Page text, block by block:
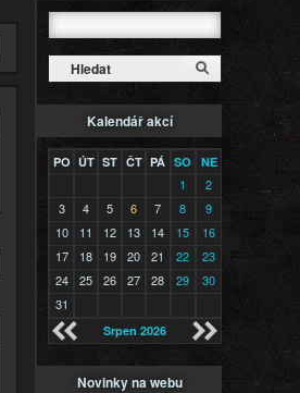
Kalendář akcí
PO ÚT ST ČT PÁ SO NE
1
2
3
4 5 6 7 8
9
10
11 12 13 14 15
16
17
18 19 20 21 22
23
24
25 26 27 28 29
30
31
Srpen 2026
Novinky na webu